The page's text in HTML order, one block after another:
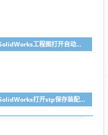
SolidWorks工程图打开自动全屏方法
SolidWorks打开stp保存装配体子零件没有保存怎么办？